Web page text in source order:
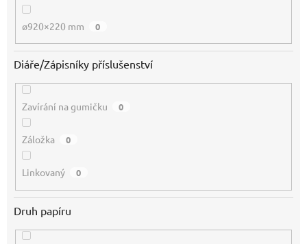
ø920×220 mm 0
Diáře/Zápisníky příslušenství
Zavírání na gumičku 0
Záložka 0
Linkovaný 0
Druh papíru